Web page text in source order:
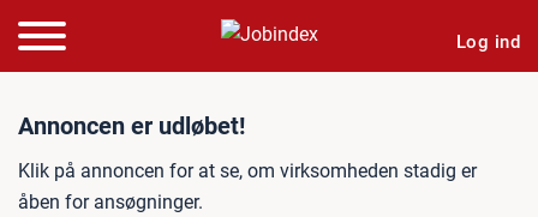
Log ind
Jobannonce:
Annoncen er udløbet!
Klik på annoncen for at se, om virksomheden stadig er
åben for ansøgninger.